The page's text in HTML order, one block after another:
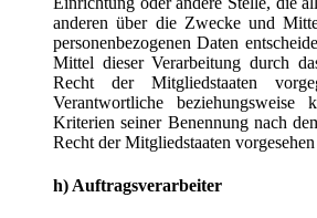
anderen über die Zwecke und
personenbezogenen Daten
Mittel dieser Verarbeitung durch
Recht der Mitgliedstaaten
Verantwortliche beziehungsweise
Kriterien seiner Benennung nach
Recht der Mitgliedstaaten
h) Auftragsverarbeiter